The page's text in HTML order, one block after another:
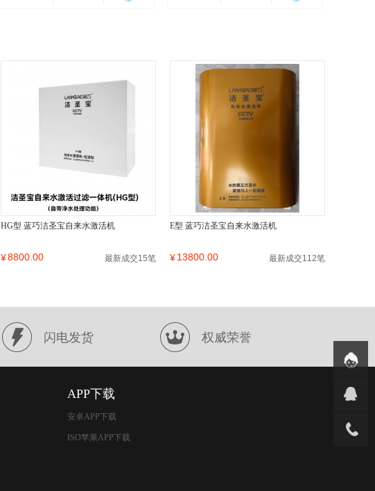
HG型 蓝巧洁圣宝自来水激活机
¥8800.00 最新成交15笔
E型 蓝巧洁圣宝自来水激活机
¥13800.00 最新成交112笔
闪电发货 权威荣誉
APP下载
安卓APP下载
ISO苹果APP下载